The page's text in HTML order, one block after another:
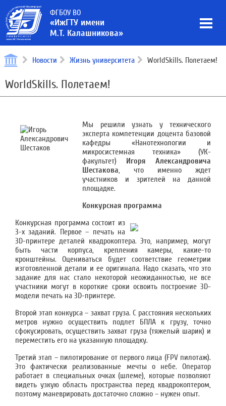
ФГБОУ ВО
«ИжГТУ имени
М.Т. Калашникова»
Новости Жизнь университета WorldSkills. Полетаем!
WorldSkills. Полетаем!
Мы решили узнать у технического
эксперта компетенции доцента базовой
кафедры «Нанотехнологии и
микросистемная техника» (УК-
факультет) Игоря Александровича
Шестакова, что именно ждет
участников и зрителей на данной
площадке.
Конкурсная программа
Конкурсная программа состоит из
3-х заданий. Первое – печать на
3D-принтере деталей квадрокоптера. Это, например, могут
быть части корпуса, крепления камеры, какие-то
кронштейны. Оцениваться будет соответствие геометрии
изготовленной детали и ее оригинала. Надо сказать, что это
задание для нас стало некоторой неожиданностью, не все
участники могут в короткие сроки освоить построение 3D-
модели печать на 3D-принтере.
Второй этап конкурса – захват груза. С расстояния нескольких
метров нужно осуществить подлет БПЛА к грузу, точно
сфокусировать, осуществить захват груза (тяжелый шарик) и
переместить его на указанную площадку.
Третий этап – пилотирование от первого лица (FPV пилотаж).
Это фактически реализованные мечты о небе. Оператор
работает в специальных очках (шлеме), которые позволяют
видеть узкую область пространства перед квадрокоптером,
поэтому маневрировать достаточно сложно – нужен опыт.